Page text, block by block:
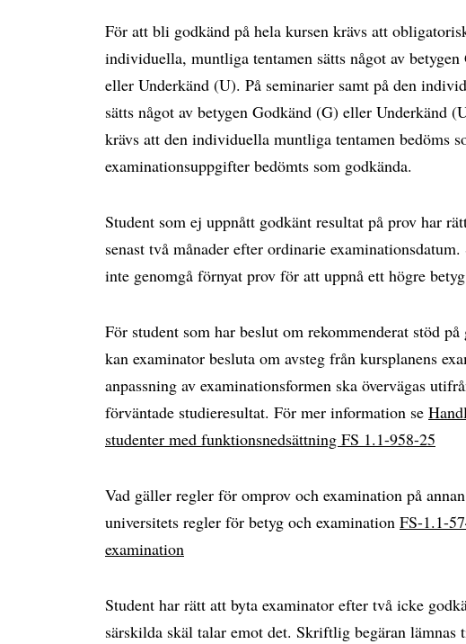
För att bli godkänd på hela kursen krävs att
individuella, muntliga tentamen sätts något av
eller Underkänd (U). På seminarier samt på den
sätts något av betygen Godkänd (G) eller Underkänd
krävs att den individuella muntliga tentamen bedöms
examinationsuppgifter bedömts som godkända.
Student som ej uppnått godkänt resultat på prov har
senast två månader efter ordinarie
inte genomgå förnyat prov för att uppnå ett högre
För student som har beslut om rekommenderat stöd
kan examinator besluta om avsteg från kursplanens
anpassning av examinationsformen ska övervägas
förväntade studieresultat. För mer information se
studenter med funktionsnedsättning FS 1.1-958-25
Vad gäller regler för omprov och examination på
universitets regler för betyg och examination FS-1.1-
examination
Student har rätt att byta examinator efter två icke
särskilda skäl talar emot det. Skriftlig begäran lämnas